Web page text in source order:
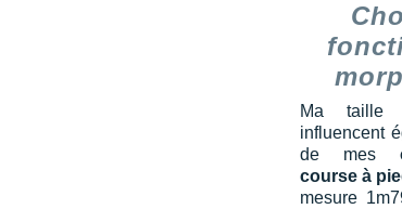
Ma taille
influencent
de mes
course à
mesure